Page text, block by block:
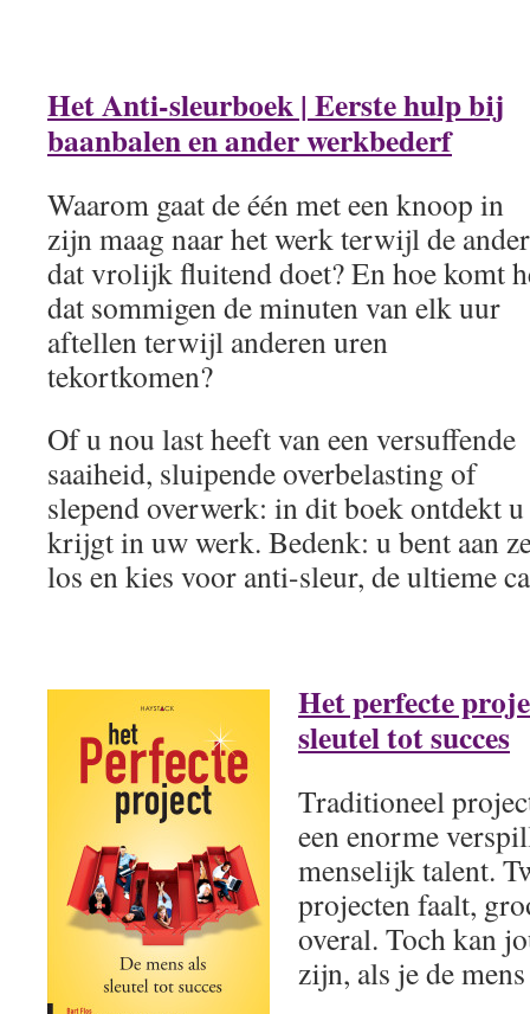
Het Anti-sleurboek | Eerste hulp bij
baanbalen en ander werkbederf
Waarom gaat de één met een knoop in
zijn maag naar het werk terwijl de ander
dat vrolijk fluitend doet? En hoe komt
dat sommigen de minuten van elk uur
aftellen terwijl anderen uren
tekortkomen?
Of u nou last heeft van een versuffende
saaiheid, sluipende overbelasting of
slepend overwerk: in dit boek ontdekt
krijgt in uw werk. Bedenk: u bent aan
los en kies voor anti-sleur, de ultieme
Het perfecte
sleutel tot succes
Traditioneel
een enorme
menselijk talent.
projecten faalt,
overal. Toch kan
zijn, als je de